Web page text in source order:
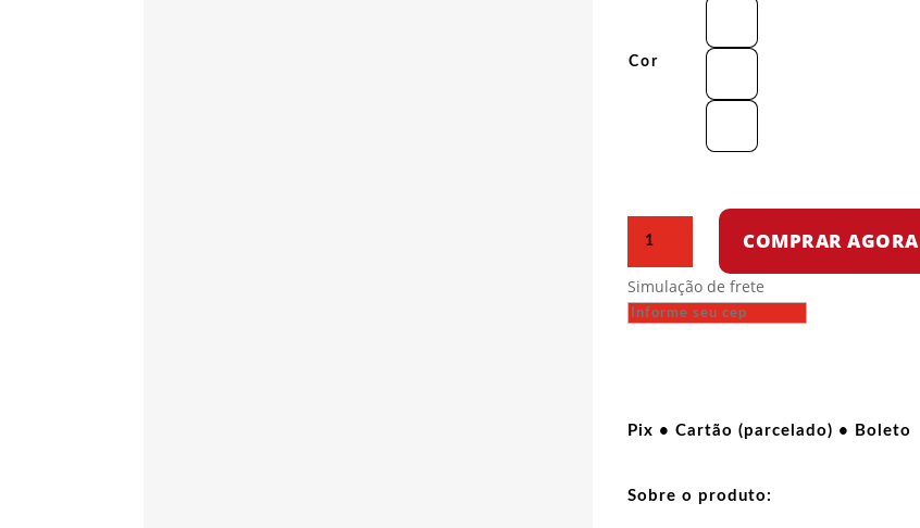
Cor
Que
isso
quantidade
COMPRAR AGORA
Simulação de frete
Pix • Cartão (parcelado) • Boleto
Sobre o produto: